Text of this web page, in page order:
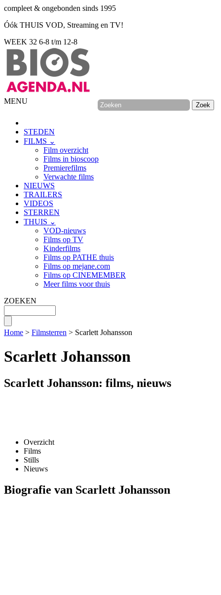
compleet & ongebonden sinds 1995
Óók THUIS VOD, Streaming en TV!
WEEK 32 6-8 t/m 12-8
MENU
STEDEN
FILMS ⌄
Film overzicht
Films in bioscoop
Premierefilms
Verwachte films
NIEUWS
TRAILERS
VIDEOS
STERREN
THUIS ⌄
VOD-nieuws
Films op TV
Kinderfilms
Films op PATHE thuis
Films op mejane.com
Films op CINEMEMBER
Meer films voor thuis
ZOEKEN
Home > Filmsterren > Scarlett Johansson
Scarlett Johansson
Scarlett Johansson: films, nieuws
Overzicht
Films
Stills
Nieuws
Biografie van Scarlett Johansson